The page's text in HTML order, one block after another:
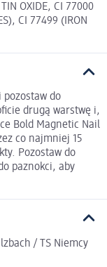
OXIDE, CI 77000
CI 77499 (IRON
pozostaw do
drugą warstwę i,
Bold Magnetic Nail
co najmniej 15
Pozostaw do
paznokci, aby
/ TS Niemcy